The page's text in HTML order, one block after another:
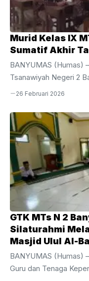
Murid Kelas IX
Sumatif Akhir
BANYUMAS (Humas)
Tsanawiyah Negeri 2
perjuangan mereka
siswa tingkat akhir ini
sepekan, mulai dari
Maret
gedung depan MTsN
ruang kelas yang telah
menjamin
mengerjakan soal.
26 Februari 2026
GTK MTs N 2
Silaturahmi
Masjid Ulul Al-
BANYUMAS (Humas)
Guru dan Tenaga